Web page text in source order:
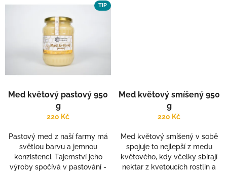
TIP
Med květový pastový 950
g
220 Kč
Pastový med z naší farmy má
světlou barvu a jemnou
konzistenci. Tajemství jeho
výroby spočívá v pastování -
Med květový smíšený 950
g
220 Kč
Med květový smíšený v sobě
spojuje to nejlepší z medu
květového, kdy včelky sbírají
nektar z kvetoucích rostlin a